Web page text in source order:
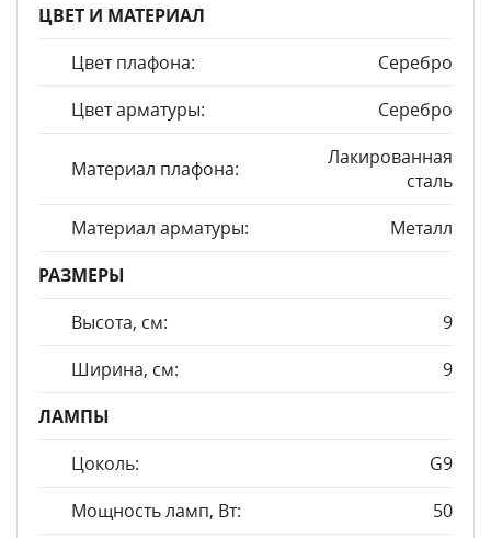
ЦВЕТ И МАТЕРИАЛ
Цвет плафона:
Серебро
Цвет арматуры:
Серебро
Материал плафона:
Лакированная
сталь
Материал арматуры:
Металл
РАЗМЕРЫ
Высота, см:
9
Ширина, см:
9
ЛАМПЫ
Цоколь:
G9
Мощность ламп, Вт:
50